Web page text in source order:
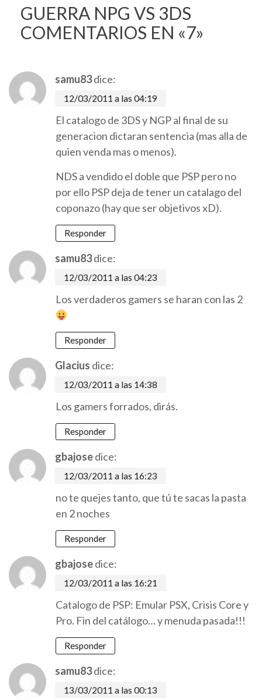
GUERRA NPG VS 3DS
COMENTARIOS EN «7»
samu83dice:
12/03/2011 a las 04:19
El catalogo de 3DS y NGP al final de su
generacion dictaran sentencia (mas alla de
quien venda mas o menos).
NDS a vendido el doble que PSP pero no
por ello PSP deja de tener un catalago del
coponazo (hay que ser objetivos xD).
Responder
samu83dice:
12/03/2011 a las 04:23
Los verdaderos gamers se haran con las 2
Responder
Glacius dice:
12/03/2011 a las 14:38
Los gamers forrados, dirás.
Responder
gbajosedice:
12/03/2011 a las 16:23
no te quejes tanto, que tú te sacas la pasta
en 2 noches
Responder
gbajosedice:
12/03/2011 a las 16:21
Catalogo de PSP: Emular PSX, Crisis Core y
Pro. Fin del catálogo… y menuda pasada!!!
Responder
samu83dice:
13/03/2011 a las 00:13